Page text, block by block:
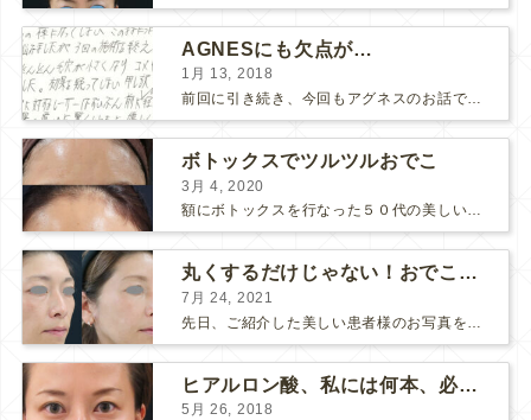
AGNESにも欠点が…
1月 13, 2018
前回に引き続き、今回もアグネスのお話です。 AGNESはとっても良い治療である一方、 欠点もいくつかありますので、そちらもお話ししておきますね。 AGNESの欠点 1. ダウンタイム A...
ボトックスでツルツルおでこ
3月 4, 2020
額にボトックスを行なった５０代の美しい女性です。 エイジングとともに横ジワが目立つようになって、 キメが乱れてツヤが無くなってきます。 ボトックスを額に注射すると 横ジワが目立たなくな...
丸くするだけじゃない！おでこのヒアルロン酸注射
7月 24, 2021
ヒアルロン酸、私には何本、必要ですか？
5月 26, 2018